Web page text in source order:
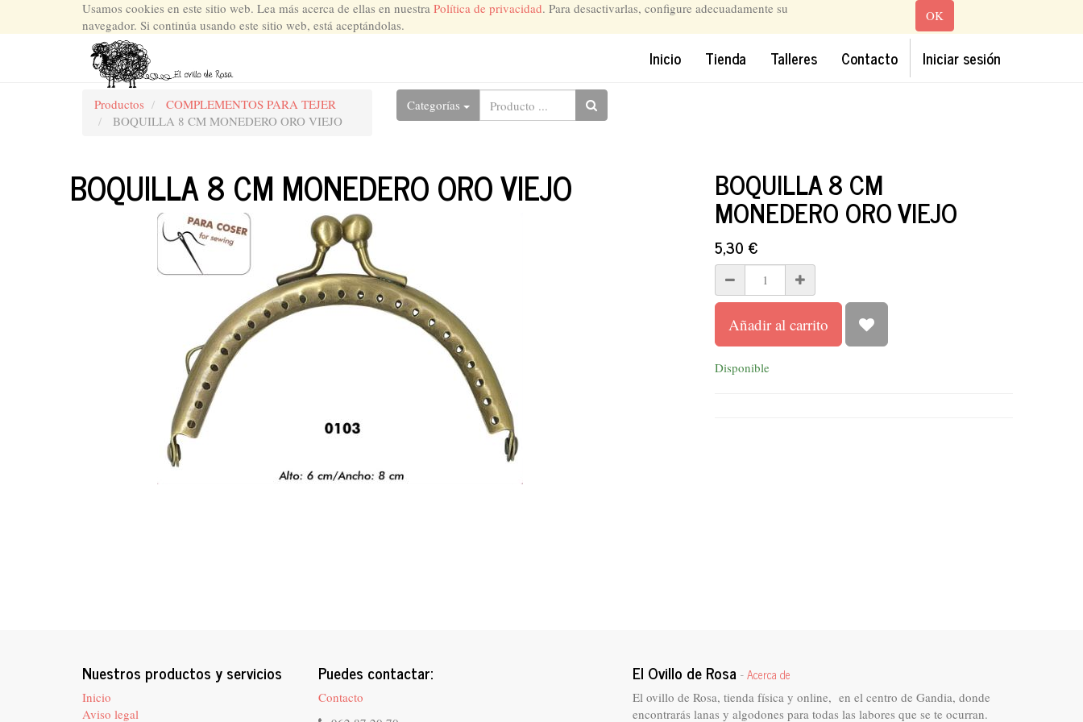
Usamos cookies en este sitio web. Lea más acerca de ellas en nuestra Política de privacidad. Para desactivarlas, configure adecuadamente su
navegador. Si continúa usando este sitio web, está aceptándolas.
OK
Inicio Tienda Talleres Contacto Iniciar sesión
Productos
COMPLEMENTOS PARA TEJER
BOQUILLA 8 CM MONEDERO ORO VIEJO
Categorías
BOQUILLA 8 CM MONEDERO ORO VIEJO BOQUILLA 8 CM
MONEDERO ORO VIEJO
5,30 €
Añadir al carrito
Disponible
Nuestros productos y servicios
Inicio
Aviso legal
Puedes contactar:
Contacto
El Ovillo de Rosa -Acerca de
El ovillo de Rosa, tienda física y online, en el centro de Gandia, donde
encontrarás lanas y algodones para todas las labores que se te ocurran.